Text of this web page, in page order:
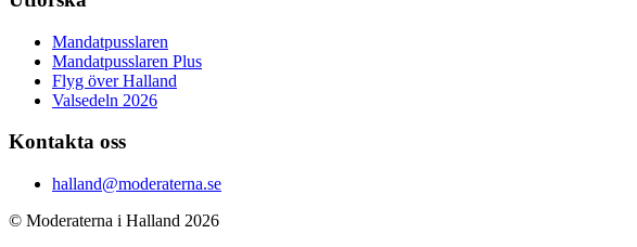
Mandatpusslaren
Mandatpusslaren Plus
Flyg över Halland
Valsedeln 2026
Kontakta oss
halland@moderaterna.se
© Moderaterna i Halland 2026